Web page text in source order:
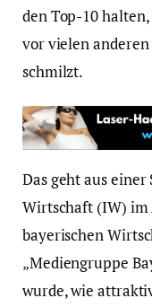
den Top-10
vor vielen
schmilzt.
Das geht aus
Wirtschaft (IW) im
bayerischen
„Mediengruppe
wurde, wie